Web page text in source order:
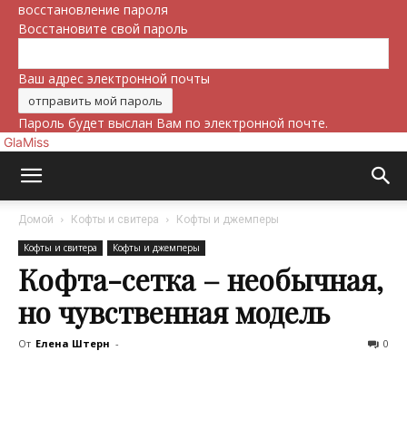
восстановление пароля
Восстановите свой пароль
Ваш адрес электронной почты
Пароль будет выслан Вам по электронной почте.
GlaMiss
Домой Кофты и свитера Кофты и джемперы
Кофты и свитера Кофты и джемперы
Кофта-сетка – необычная,
но чувственная модель
От Елена Штерн - 0